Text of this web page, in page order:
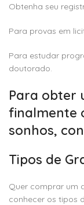
Obtenha seu
Para provas em
Para estudar
doutorado.
Para obter
finalmente
sonhos,
Tipos de
Quer comprar um
conhecer os tipos